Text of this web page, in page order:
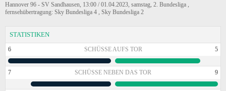
Hannover 96 - SV Sandhausen, 13:00 / 01.04.2023, samstag, 2. Bundesliga ,
fernsehübertragung: Sky Bundesliga 4 , Sky Bundesliga 2
STATISTIKEN
6 SCHÜSSE AUFS TOR 5
7 SCHÜSSE NEBEN DAS TOR 9